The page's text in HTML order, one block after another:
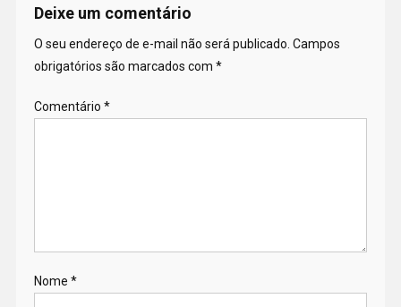
Deixe um comentário
O seu endereço de e-mail não será publicado. Campos
obrigatórios são marcados com *
Comentário *
Nome *